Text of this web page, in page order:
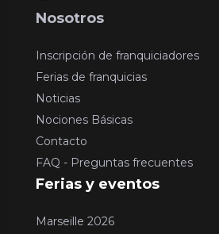
Nosotros
Inscripción de franquiciadores
Ferias de franquicias
Noticias
Nociones Básicas
Contacto
FAQ - Preguntas frecuentes
Ferias y eventos
Marseille 2026